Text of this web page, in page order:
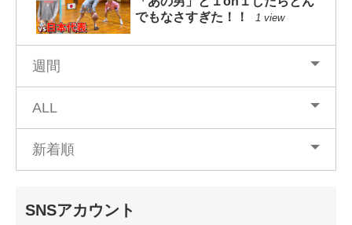
でもなさすぎた！！
1 view
週間
ALL
新着順
SNSアカウント